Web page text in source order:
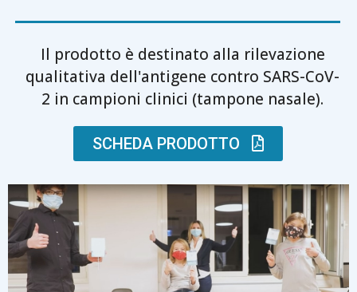
Il prodotto è destinato alla rilevazione
qualitativa dell'antigene contro SARS-CoV-
2 in campioni clinici (tampone nasale).
SCHEDA PRODOTTO